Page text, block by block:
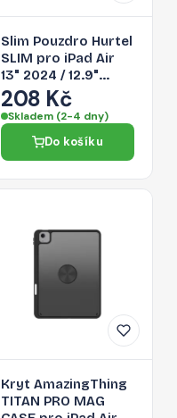
Slim Pouzdro Hurtel
SLIM pro iPad Air
13" 2024 / 12.9"
2022 - black
208 Kč
Skladem (2-4 dny)
Do košíku
Kryt AmazingThing
TITAN PRO MAG